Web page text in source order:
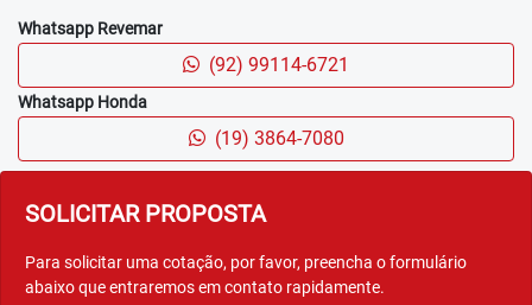
SOLICITAR PROPOSTA
Para solicitar uma cotação, por favor, preencha o formulário
abaixo que entraremos em contato rapidamente.
Whatsapp Revemar
(92) 99114-6721
Whatsapp Honda
(19) 3864-7080